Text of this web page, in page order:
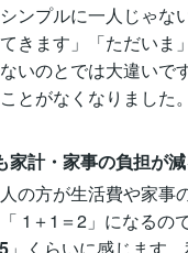
ンプルに一人じゃな
きます」「ただいま
いのとでは大違いで
とがなくなりました。
家計・家事の負担が
の方が生活費や家事
1＋1＝2」になるの
」くらいに感じます